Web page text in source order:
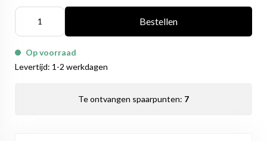
Bestellen
Op voorraad
Levertijd: 1-2 werkdagen
Te ontvangen spaarpunten: 7